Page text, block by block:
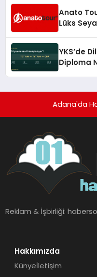
Anato
Lüks
YKS’de
Diploma
Adana'da
Reklam & İşbirliği:
Hakkımızda
Künyeİletişim